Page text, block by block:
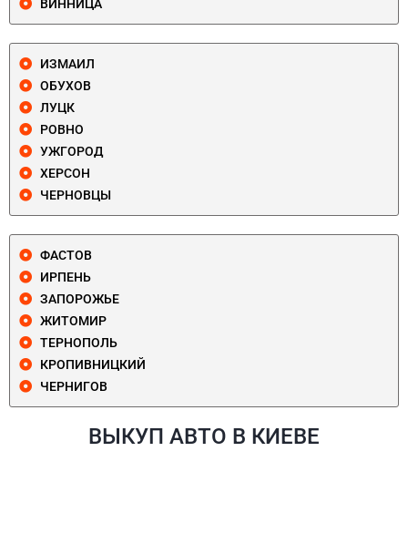
ВИННИЦА
ИЗМАИЛ
ОБУХОВ
ЛУЦК
РОВНО
УЖГОРОД
ХЕРСОН
ЧЕРНОВЦЫ
ФАСТОВ
ИРПЕНЬ
ЗАПОРОЖЬЕ
ЖИТОМИР
ТЕРНОПОЛЬ
КРОПИВНИЦКИЙ
ЧЕРНИГОВ
ВЫКУП АВТО В КИЕВЕ